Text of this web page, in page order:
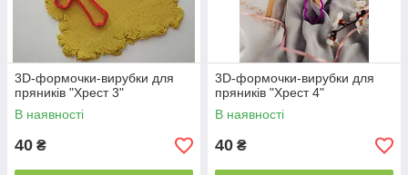
3D-формочки-вирубки для
пряників "Хрест 3"
В наявності
40 ₴
3D-формочки-вирубки для
пряників "Хрест 4"
В наявності
40 ₴